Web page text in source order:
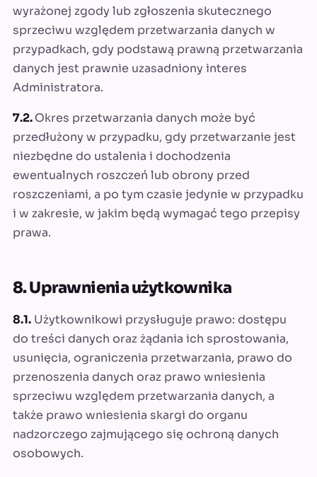
wyrażonej zgody lub zgłoszenia skutecznego
sprzeciwu względem przetwarzania danych w
przypadkach, gdy podstawą prawną przetwarzania
danych jest prawnie uzasadniony interes
Administratora.
7.2.Okres przetwarzania danych może być
przedłużony w przypadku, gdy przetwarzanie jest
niezbędne do ustalenia i dochodzenia
ewentualnych roszczeń lub obrony przed
roszczeniami, a po tym czasie jedynie w przypadku
i w zakresie, w jakim będą wymagać tego przepisy
prawa.
8. Uprawnienia użytkownika
8.1. Użytkownikowi przysługuje prawo: dostępu
do treści danych oraz żądania ich sprostowania,
usunięcia, ograniczenia przetwarzania, prawo do
przenoszenia danych oraz prawo wniesienia
sprzeciwu względem przetwarzania danych, a
także prawo wniesienia skargi do organu
nadzorczego zajmującego się ochroną danych
osobowych.